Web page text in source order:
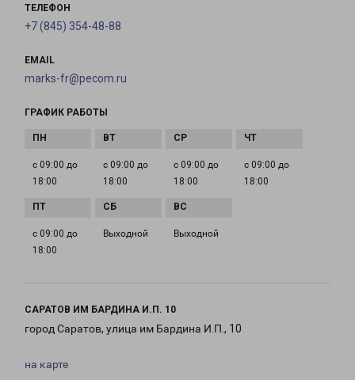
ТЕЛЕФОН
+7 (845) 354-48-88
EMAIL
marks-fr@pecom.ru
ГРАФИК РАБОТЫ
с 09:00 до
18:00
с 09:00 до
18:00
с 09:00 до
18:00
с 09:00 до
18:00
с 09:00 до
18:00
Выходной Выходной
САРАТОВ ИМ БАРДИНА И.П. 10
город Саратов, улица им Бардина И.П., 10
на карте